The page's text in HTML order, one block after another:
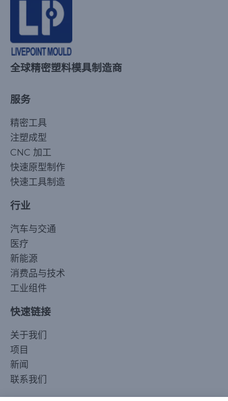
全球精密塑料模具制造商
服务
精密工具
注塑成型
CNC 加工
快速原型制作
快速工具制造
行业
汽车与交通
医疗
新能源
消费品与技术
工业组件
快速链接
关于我们
项目
新闻
联系我们